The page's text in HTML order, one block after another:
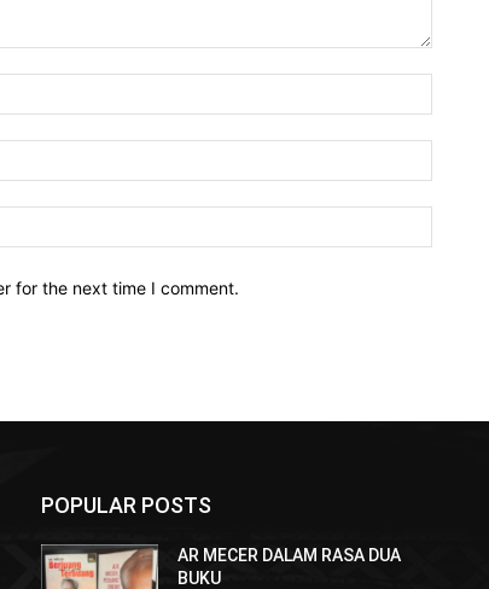
for the next time I comment.
POPULAR POSTS
AR MECER DALAM RASA DUA
BUKU